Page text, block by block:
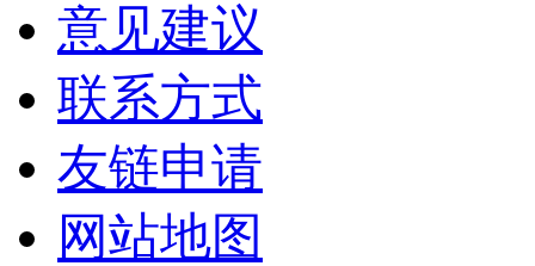
意见建议
联系方式
友链申请
网站地图